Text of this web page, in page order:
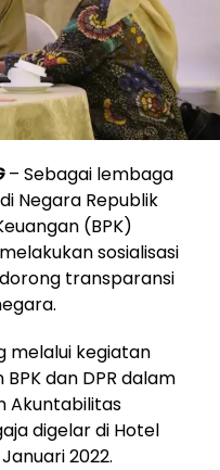
– Sebagai lembaga
Negara Republik
(BPK)
sosialisasi
transparansi
melalui kegiatan
dan DPR dalam
Akuntabilitas
digelar di Hotel
2022.